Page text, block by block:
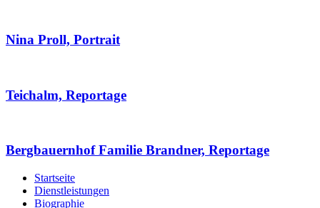
Nina Proll, Portrait
Teichalm, Reportage
Bergbauernhof Familie Brandner, Reportage
Startseite
Dienstleistungen
Biographie